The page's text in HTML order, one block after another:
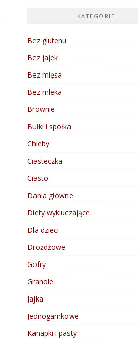
KATEGORIE
Bez glutenu
Bez jajek
Bez mięsa
Bez mleka
Brownie
Bułki i spółka
Chleby
Ciasteczka
Ciasto
Dania główne
Diety wykluczające
Dla dzieci
Drożdżowe
Gofry
Granole
Jajka
Jednogarnkowe
Kanapki i pasty